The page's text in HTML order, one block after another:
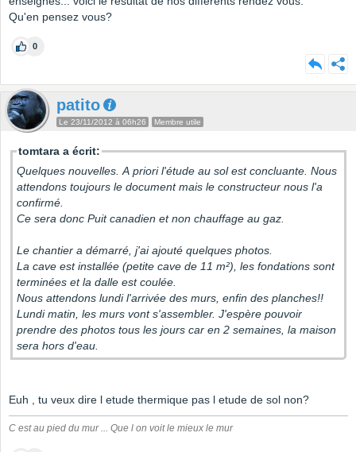
Qu'en pensez vous?
0
patito
Le 23/11/2012 à 06h26 Membre utile
tomtara a écrit:
Quelques nouvelles. A priori l'étude au sol est concluante. Nous
attendons toujours le document mais le constructeur nous l'a
confirmé.
Ce sera donc Puit canadien et non chauffage au gaz.
Le chantier a démarré, j'ai ajouté quelques photos.
La cave est installée (petite cave de 11 m²), les fondations sont
terminées et la dalle est coulée.
Nous attendons lundi l'arrivée des murs, enfin des planches!!
Lundi matin, les murs vont s'assembler. J'espère pouvoir
prendre des photos tous les jours car en 2 semaines, la maison
sera hors d'eau.
Euh , tu veux dire l etude thermique pas l etude de sol non?
C est au pied du mur ... Que l on voit le mieux le mur